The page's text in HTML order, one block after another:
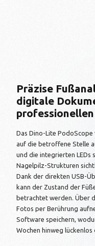
Präzise
digitale
Das Dino-Lite
auf die betroffene Stelle
und die integrierten LEDs
Nagelpilz-Strukturen
Dank der direkten USB-
kann der Zustand der
betrachtet werden. Über
Fotos per Berührung
Software speichern,
Wochen hinweg